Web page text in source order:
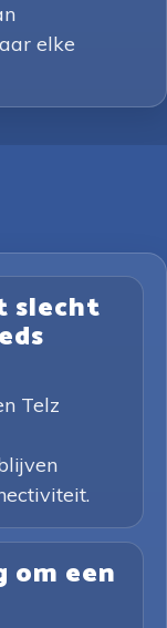
elke
slecht
Telz
om een